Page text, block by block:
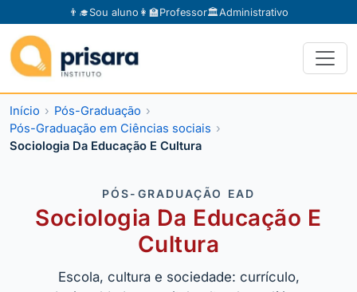
👨‍🎓Sou aluno 👩‍🏫Professor🏛️Administrativo
Início
Pós-Graduação
Pós-Graduação em Ciências sociais
Sociologia Da Educação E Cultura
PÓS-GRADUAÇÃO EAD
Sociologia Da Educação E
Cultura
Escola, cultura e sociedade: currículo,